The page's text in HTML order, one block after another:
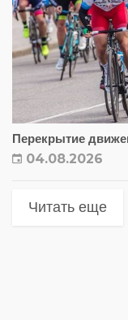
Перекрытие
04.08.2026
Читать еще